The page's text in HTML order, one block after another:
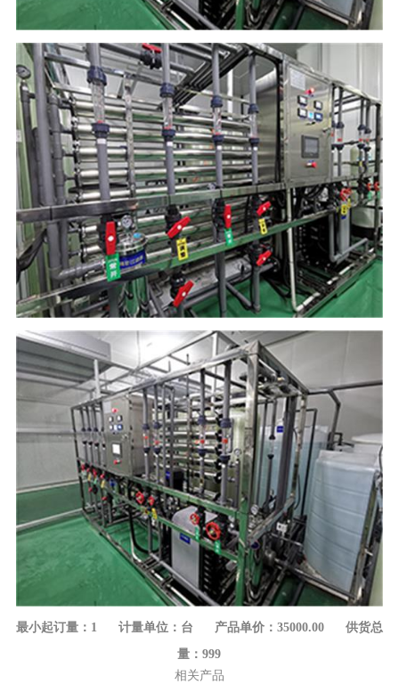
最小起订量：1 计量单位：台 产品单价：35000.00 供货总
量：999
相关产品